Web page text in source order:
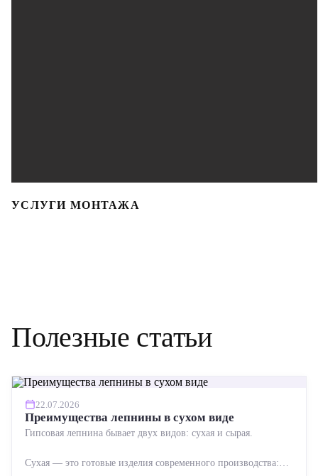
УСЛУГИ МОНТАЖА
Полезные статьи
22.07.2026
Преимущества лепнины в сухом виде
Гипсовая лепнина бывает двух видов: сухая и сырая.
Сухая — это готовые изделия современного производства: